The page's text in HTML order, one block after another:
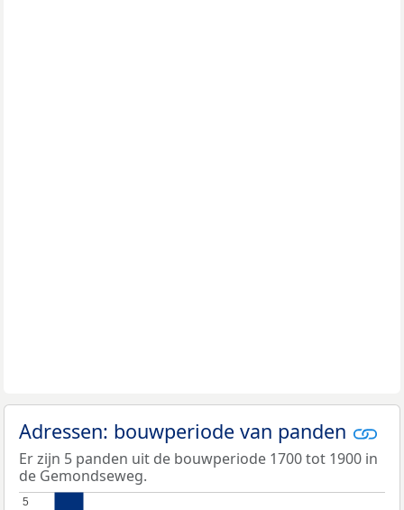
Adressen: bouwperiode van panden
Er zijn 5 panden uit de bouwperiode 1700 tot 1900 in
de Gemondseweg.
5
5